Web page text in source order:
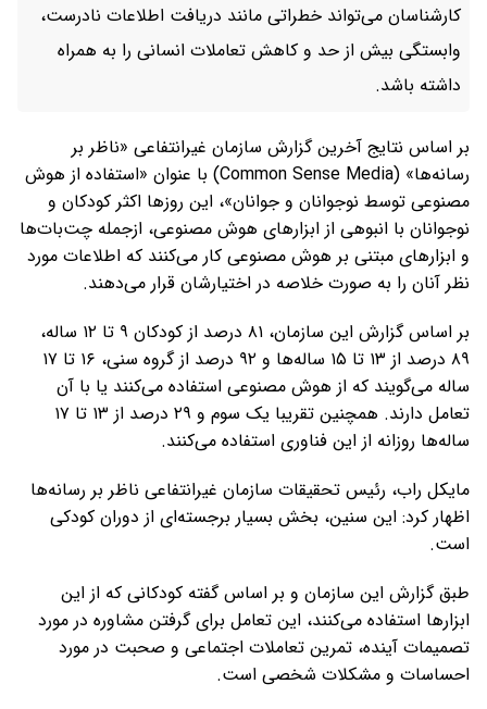
کارشناسان می‌تواند خطراتی مانند دریافت اطلاعات نادرست،
وابستگی بیش از حد و کاهش تعاملات انسانی را به همراه
داشته باشد.
بر اساس نتایج آخرین گزارش سازمان غیرانتفاعی «ناظر بر
رسانه‌ها» (Common Sense Media) با عنوان «استفاده از هوش
مصنوعی توسط نوجوانان و جوانان»، این روزها اکثر کودکان و
نوجوانان با انبوهی از ابزارهای هوش مصنوعی، ازجمله چت‌بات‌ها
و ابزارهای مبتنی بر هوش مصنوعی کار می‌کنند که اطلاعات مورد
نظر آنان را به صورت خلاصه در اختیارشان قرار می‌دهند.
بر اساس گزارش این سازمان، ۸۱ درصد از کودکان ۹ تا ۱۲ ساله،
۸۹ درصد از ۱۳ تا ۱۵ ساله‌ها و ۹۲ درصد از گروه سنی، ۱۶ تا ۱۷
ساله می‌گویند که از هوش مصنوعی استفاده می‌کنند یا با آن
تعامل دارند. همچنین تقریبا یک سوم و ۲۹ درصد از ۱۳ تا ۱۷
ساله‌ها روزانه از این فناوری استفاده می‌کنند.
مایکل راب، رئیس تحقیقات سازمان غیرانتفاعی ناظر بر رسانه‌ها
اظهار کرد: این سنین، بخش بسیار برجسته‌ای از دوران کودکی
است.
طبق گزارش این سازمان و بر اساس گفته کودکانی که از این
ابزارها استفاده می‌کنند، این تعامل برای گرفتن مشاوره در مورد
تصمیمات آینده، تمرین تعاملات اجتماعی و صحبت در مورد
احساسات و مشکلات شخصی است.